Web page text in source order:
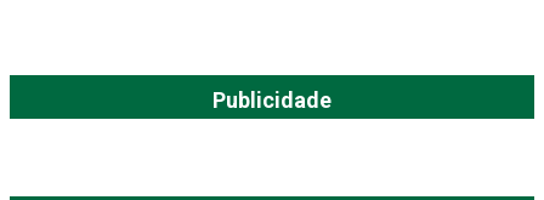
Publicidade